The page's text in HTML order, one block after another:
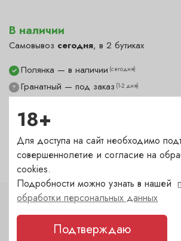
В наличии
Самовывоз сегодня, в 2 бутиках
? Гранатный — под заказ (1-2 дня)
✓ Полянка — в наличии (сегодня)
Пречистенка — в наличии
Садовническая — под заказ
Характеристики
18+
Для доступа на сайт необходимо
совершеннолетие и согласие на
cookies.
Подробности можно узнать в нашей
обработки персональных данных
Подтверждаю